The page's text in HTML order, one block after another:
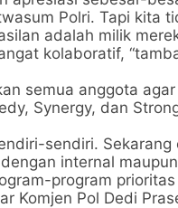
Polri. Tapi kita
adalah milik
kolaboratif,
semua anggota
Synergy, dan
sendiri.
internal
program
Komjen Pol Dedi